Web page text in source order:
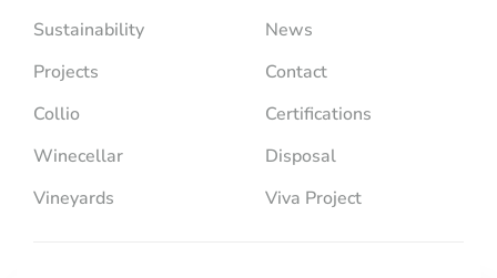
Sustainability
Projects
Collio
Winecellar
Vineyards
News
Contact
Certifications
Disposal
Viva Project